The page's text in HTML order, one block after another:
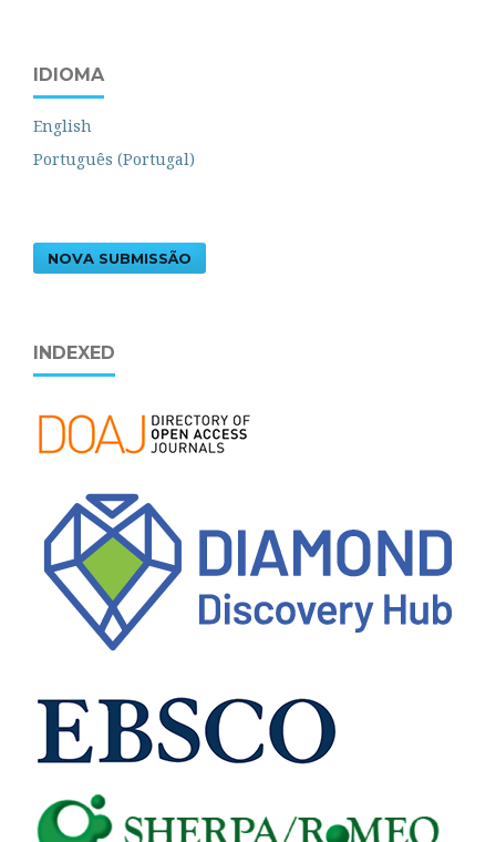
IDIOMA
English
Português (Portugal)
NOVA SUBMISSÃO
INDEXED